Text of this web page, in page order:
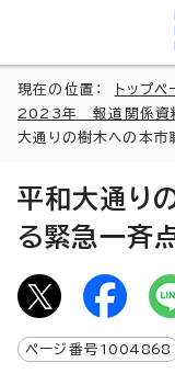
現在の位置： トップペ
2023年 報道関係資
大通りの樹木への本市
平和大通り
る緊急一斉
ページ番号 1004868